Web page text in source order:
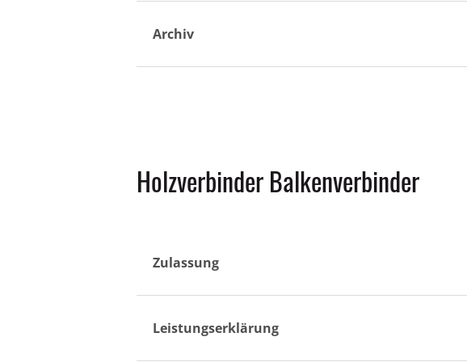
Archiv
Holzverbinder Balkenverbinder
Zulassung
Leistungserklärung